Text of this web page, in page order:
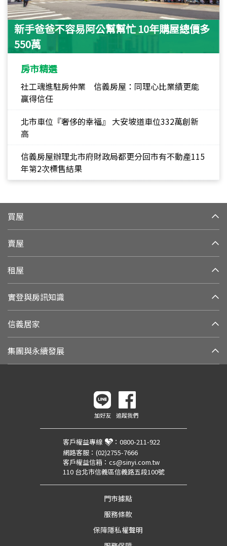
新手爸爸不容易阿公幫幫忙 10年購屋總價多
550萬
房市精選
社工魂進駐房仲業 信義房屋：同理心比業績更能
贏得信任
北市車位『奢侈的幸福』 大安坡道車位332萬創新
高
信義房屋辦理北市府財政局都更分回市有不動產115
年第2次標售結果
買屋
賣屋
租屋
實登與房訊知識
信義居家
集團與永續發展
加好友 追蹤我們
客戶權益專線 ： 0800-211-922
網路客服： (02)2755-7666
客戶權益信箱： cs@sinyi.com.tw
110 台北市信義區信義路五段100號
門市據點
服務條款
保障隱私權聲明